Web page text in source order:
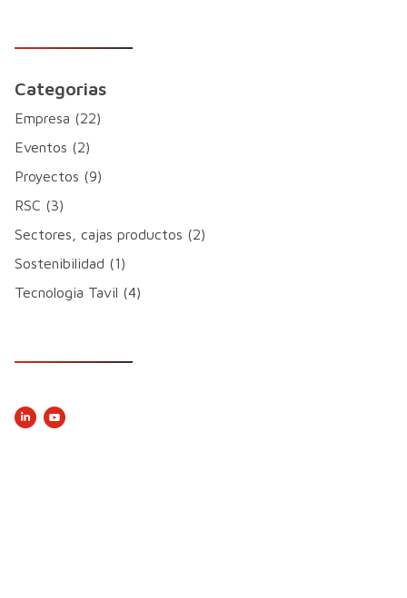
Categorias
Empresa (22)
Eventos (2)
Proyectos (9)
RSC (3)
Sectores, cajas productos (2)
Sostenibilidad (1)
Tecnologia Tavil (4)